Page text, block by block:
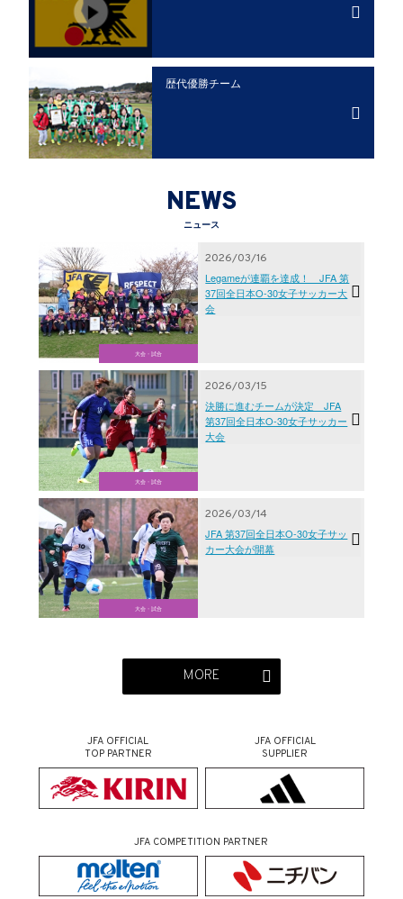
歴代優勝チーム
NEWS
ニュース
大会・試合
2026/03/16
Legameが連覇を達成！ JFA 第
37回全日本O-30女子サッカー大
会
大会・試合
2026/03/15
決勝に進むチームが決定 JFA
第37回全日本O-30女子サッカー
大会
大会・試合
2026/03/14
JFA 第37回全日本O-30女子サッ
カー大会が開幕
MORE
JFA OFFICIAL
TOP PARTNER
JFA OFFICIAL
SUPPLIER
JFA COMPETITION PARTNER